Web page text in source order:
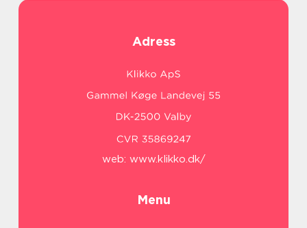
Adress
web: www.klikko.dk/
Menu